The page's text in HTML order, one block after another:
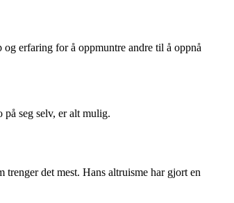
erfaring for å oppmuntre andre til å oppnå
seg selv, er alt mulig.
det mest. Hans altruisme har gjort en